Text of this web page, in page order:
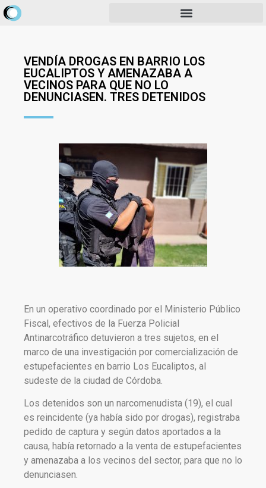
VENDÍA DROGAS EN BARRIO LOS
EUCALIPTOS Y AMENAZABA A
VECINOS PARA QUE NO LO
DENUNCIASEN. TRES DETENIDOS
En un operativo coordinado por el Ministerio Público
Fiscal, efectivos de la Fuerza Policial
Antinarcotráfico detuvieron a tres sujetos, en el
marco de una investigación por comercialización de
estupefacientes en barrio Los Eucaliptos, al
sudeste de la ciudad de Córdoba.
Los detenidos son un narcomenudista (19), el cual
es reincidente (ya había sido por drogas), registraba
pedido de captura y según datos aportados a la
causa, había retornado a la venta de estupefacientes
y amenazaba a los vecinos del sector, para que no lo
denunciasen.